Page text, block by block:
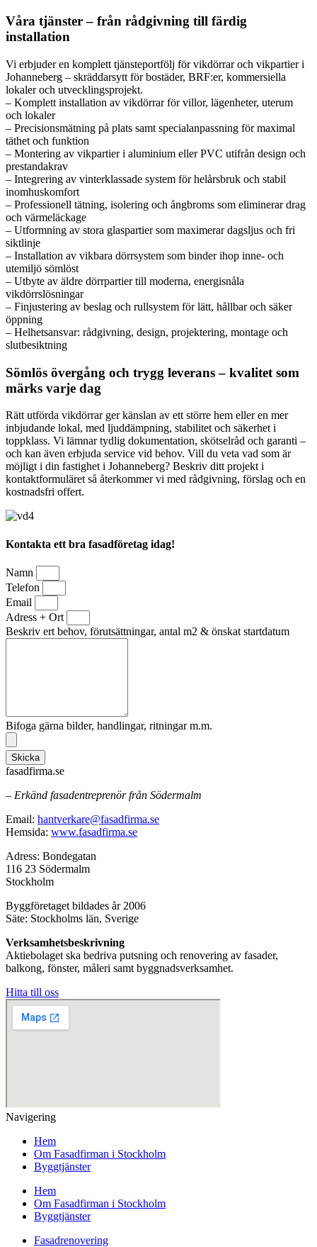
Våra tjänster – från rådgivning till färdig
installation
Vi erbjuder en komplett tjänsteportfölj för vikdörrar och vikpartier i
Johanneberg – skräddarsytt för bostäder, BRF:er, kommersiella
lokaler och utvecklingsprojekt.
– Komplett installation av vikdörrar för villor, lägenheter, uterum
och lokaler
– Precisionsmätning på plats samt specialanpassning för maximal
täthet och funktion
– Montering av vikpartier i aluminium eller PVC utifrån design och
prestandakrav
– Integrering av vinterklassade system för helårsbruk och stabil
inomhuskomfort
– Professionell tätning, isolering och ångbroms som eliminerar drag
och värmeläckage
– Utformning av stora glaspartier som maximerar dagsljus och fri
siktlinje
– Installation av vikbara dörrsystem som binder ihop inne- och
utemiljö sömlöst
– Utbyte av äldre dörrpartier till moderna, energisnåla
vikdörrslösningar
– Finjustering av beslag och rullsystem för lätt, hållbar och säker
öppning
– Helhetsansvar: rådgivning, design, projektering, montage och
slutbesiktning
Sömlös övergång och trygg leverans – kvalitet som
märks varje dag
Rätt utförda vikdörrar ger känslan av ett större hem eller en mer
inbjudande lokal, med ljuddämpning, stabilitet och säkerhet i
toppklass. Vi lämnar tydlig dokumentation, skötselråd och garanti –
och kan även erbjuda service vid behov. Vill du veta vad som är
möjligt i din fastighet i Johanneberg? Beskriv ditt projekt i
kontaktformuläret så återkommer vi med rådgivning, förslag och en
kostnadsfri offert.
Kontakta ett bra fasadföretag idag!
Namn
Telefon
Email
Adress + Ort
Beskriv ert behov, förutsättningar, antal m2 & önskat startdatum
Bifoga gärna bilder, handlingar, ritningar m.m.
Skicka
fasadfirma.se
– Erkänd fasadentreprenör från Södermalm
Email: hantverkare@fasadfirma.se
Hemsida: www.fasadfirma.se
Adress: Bondegatan
116 23 Södermalm
Stockholm
Byggföretaget bildades år 2006
Säte: Stockholms län, Sverige
Verksamhetsbeskrivning
Aktiebolaget ska bedriva putsning och renovering av fasader,
balkong, fönster, måleri samt byggnadsverksamhet.
Hitta till oss
Navigering
Hem
Om Fasadfirman i Stockholm
Byggtjänster
Hem
Om Fasadfirman i Stockholm
Byggtjänster
Fasadrenovering